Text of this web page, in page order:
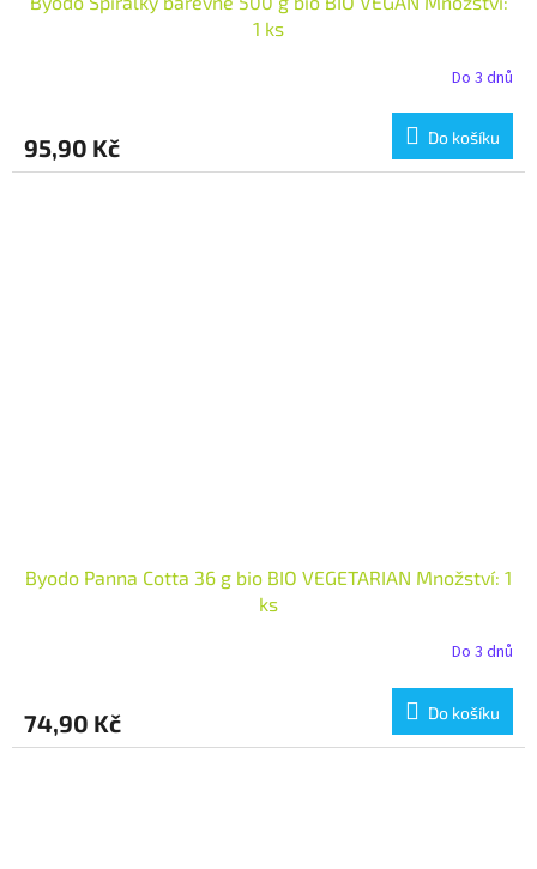
1 ks
Do 3 dnů
95,90 Kč Do košíku
Byodo Panna Cotta 36 g bio BIO VEGETARIAN Množství: 1
ks
Do 3 dnů
74,90 Kč Do košíku